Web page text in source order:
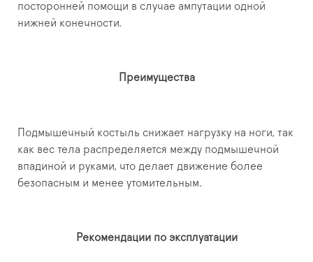
посторонней помощи в случае ампутации одной
нижней конечности.
Преимущества
Подмышечный костыль снижает нагрузку на ноги, так
как вес тела распределяется между подмышечной
впадиной и руками, что делает движение более
безопасным и менее утомительным.
Рекомендации по эксплуатации